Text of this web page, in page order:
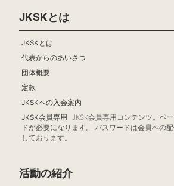
JKSKとは
JKSKとは
代表からのあいさつ
団体概要
定款
JKSKへの入会案内
JKSK会員専用
JKSK会員専用コンテンツ。ペ
ドが必要になります。 パスワードは会員への
しております。
活動の紹介